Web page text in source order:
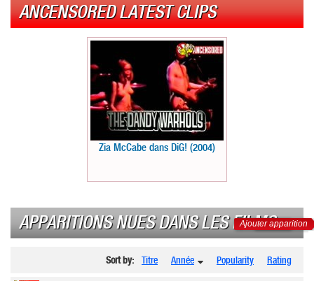
ANCENSORED LATEST CLIPS
Zia McCabe dans DiG! (2004)
APPARITIONS NUES DANS LES FILMS
Ajouter apparition
Sort by: Titre Année Popularity Rating